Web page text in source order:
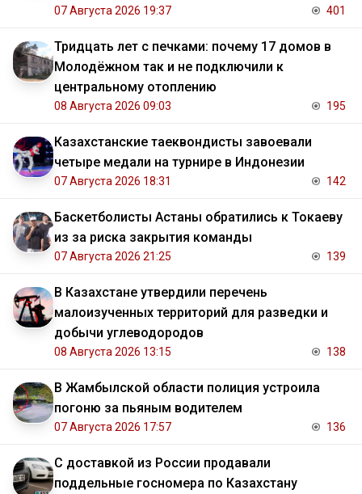
07 Августа 2026 19:37 401
Тридцать лет с печками: почему 17 домов в
Молодёжном так и не подключили к
центральному отоплению
08 Августа 2026 09:03 195
Казахстанские таеквондисты завоевали
четыре медали на турнире в Индонезии
07 Августа 2026 18:31 142
Баскетболисты Астаны обратились к Токаеву
из за риска закрытия команды
07 Августа 2026 21:25 139
В Казахстане утвердили перечень
малоизученных территорий для разведки и
добычи углеводородов
08 Августа 2026 13:15 138
В Жамбылской области полиция устроила
погоню за пьяным водителем
07 Августа 2026 17:57 136
С доставкой из России продавали
поддельные госномера по Казахстану